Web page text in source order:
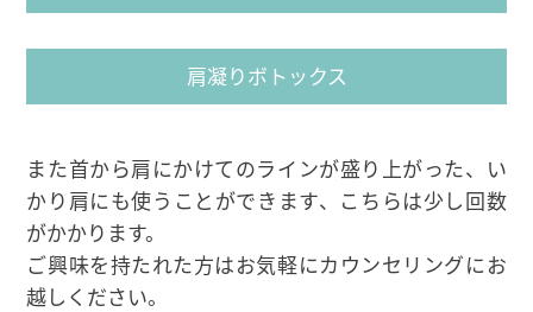
肩凝りボトックス
また首から肩にかけてのラインが盛り上がった、い
かり肩にも使うことができます、こちらは少し回数
がかかります。
ご興味を持たれた方はお気軽にカウンセリングにお
越しください。